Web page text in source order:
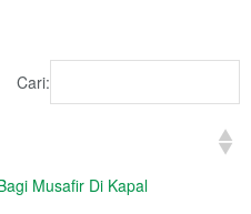
Cari:
Musafir Di Kapal